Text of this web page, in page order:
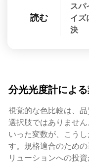
読む
スパ
イズ
決
分光光度計によ
視覚的な色比較は、
選択肢ではありませ
いった変数が、こう
す。規格適合のため
リューションへの投